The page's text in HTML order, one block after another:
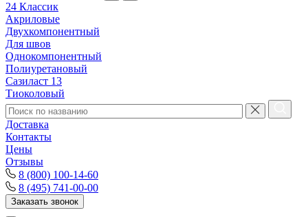
24 Классик
Акриловые
Двухкомпонентный
Для швов
Однокомпонентный
Полиуретановый
Сазиласт 13
Тиоколовый
Доставка
Контакты
Цены
Отзывы
8 (800) 100-14-60
8 (495) 741-00-00
Заказать звонок